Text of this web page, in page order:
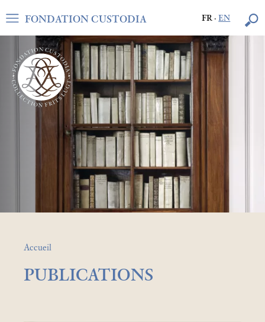
FR·EN
FONDATION CUSTODIA
Accueil
PUBLICATIONS